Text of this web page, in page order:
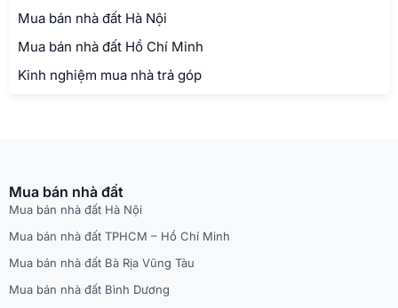
Mua bán nhà đất Hà Nội
Mua bán nhà đất Hồ Chí Minh
Kinh nghiệm mua nhà trả góp
Mua bán nhà đất
Mua bán nhà đất Hà Nội
Mua bán nhà đất TPHCM – Hồ Chí Minh
Mua bán nhà đất Bà Rịa Vũng Tàu
Mua bán nhà đất Bình Dương